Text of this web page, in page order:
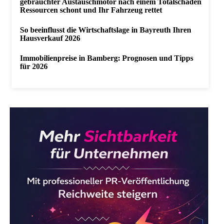
gebrauchter Austauschmotor nach einem Totalschaden
Ressourcen schont und Ihr Fahrzeug rettet
So beeinflusst die Wirtschaftslage in Bayreuth Ihren
Hausverkauf 2026
Immobilienpreise in Bamberg: Prognosen und Tipps
für 2026